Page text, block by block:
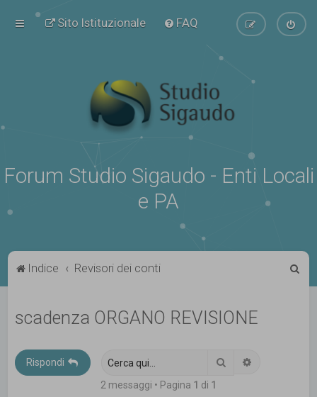
Sito Istituzionale FAQ
Forum Studio Sigaudo - Enti Locali
e PA
Indice Revisori dei conti
scadenza ORGANO REVISIONE
Rispondi Cerca
2 messaggi • Pagina 1 di 1